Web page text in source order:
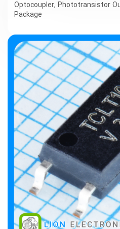
Optocoupler, Phototransistor
Package